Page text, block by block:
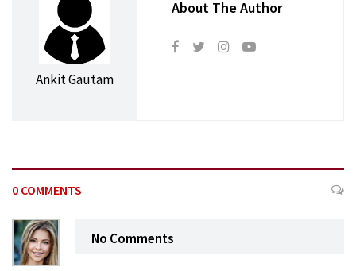
Ankit Gautam
About The Author
0 COMMENTS
No Comments